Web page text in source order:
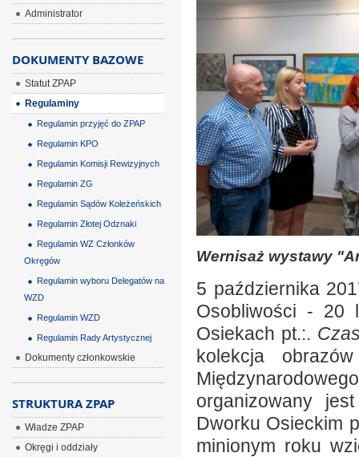
Wernisaż wystawy
5 października
Osobliwości - 20
Osiekach pt.:.
kolekcja
organizowany
Dworku Osieckim
minionym roku
Administrator
DOKUMENTY BAZOWE
Statut ZPAP
Regulaminy
Regulamin przyjęć do ZPAP
Regulamin KPO
Regulamin Komisji Rewizyjnych
Regulamin ZG
Regulamin Sądów Koleżeńskich
Regulamin Złotej Odznaki
Regulamin WZ Członków
Okręgów
Regulamin wyboru Delegatów na
WZD
Regulamin WZD
Regulamin Rady Artystycznej
Dokumenty członkowskie
STRUKTURA ZPAP
Władze ZPAP
Okręgi i oddziały